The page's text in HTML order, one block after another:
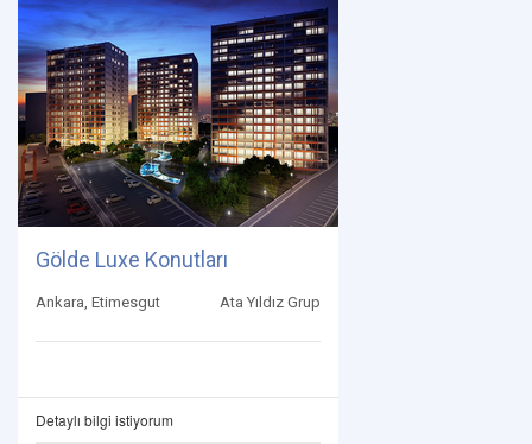
Gölde Luxe Konutları
Ankara, Etimesgut Ata Yıldız Grup
Detaylı bilgi istiyorum